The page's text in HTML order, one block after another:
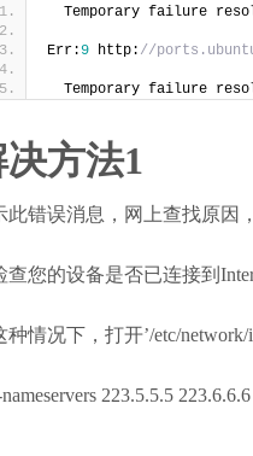
Temporary failure
Err:9 http: //
Temporary failure
方法1
此错误消息，网上查找原因
查您的设备是否已连接到
种情况下，打开’/etc/network/
223.5.5.5 223.6.6.6